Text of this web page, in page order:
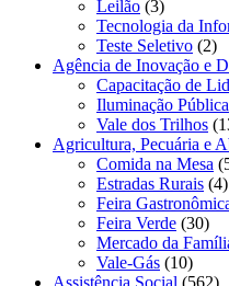
Leilão (3)
Tecnologia da
Teste Seletivo (2)
Agência de Inovação e
Capacitação de
Iluminação Pública
Vale dos Trilhos
Agricultura, Pecuária e
Comida na Mesa
Estradas Rurais (4)
Feira
Feira Verde (30)
Mercado da
Vale-Gás (10)